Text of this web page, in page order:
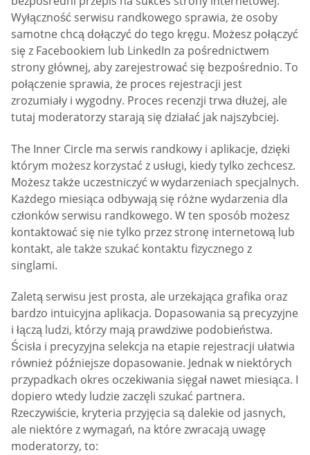
Wyłączność serwisu randkowego sprawia, że osoby
samotne chcą dołączyć do tego kręgu. Możesz połączyć
się z Facebookiem lub LinkedIn za pośrednictwem
strony głównej, aby zarejestrować się bezpośrednio. To
połączenie sprawia, że proces rejestracji jest
zrozumiały i wygodny. Proces recenzji trwa dłużej, ale
tutaj moderatorzy starają się działać jak najszybciej.
The Inner Circle ma serwis randkowy i aplikacje, dzięki
którym możesz korzystać z usługi, kiedy tylko zechcesz.
Możesz także uczestniczyć w wydarzeniach specjalnych.
Każdego miesiąca odbywają się różne wydarzenia dla
członków serwisu randkowego. W ten sposób możesz
kontaktować się nie tylko przez stronę internetową lub
kontakt, ale także szukać kontaktu fizycznego z
singlami.
Zaletą serwisu jest prosta, ale urzekająca grafika oraz
bardzo intuicyjna aplikacja. Dopasowania są precyzyjne
i łączą ludzi, którzy mają prawdziwe podobieństwa.
Ścisła i precyzyjna selekcja na etapie rejestracji ułatwia
również późniejsze dopasowanie. Jednak w niektórych
przypadkach okres oczekiwania sięgał nawet miesiąca. I
dopiero wtedy ludzie zaczęli szukać partnera.
Rzeczywiście, kryteria przyjęcia są dalekie od jasnych,
ale niektóre z wymagań, na które zwracają uwagę
moderatorzy, to: